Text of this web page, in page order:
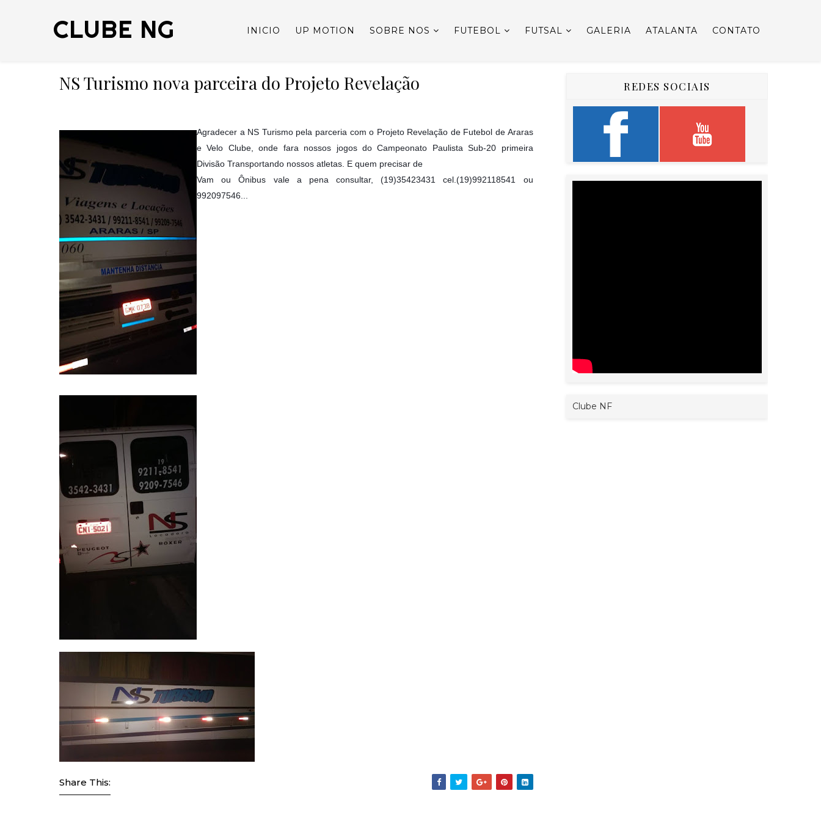
CLUBE NG INICIO UP MOTION SOBRE NOS FUTEBOL FUTSAL GALERIA ATALANTA CONTATO
NS Turismo nova parceira do Projeto Revelação
Agradecer a NS Turismo pela parceria com o Projeto Revelação de Futebol de Araras
e Velo Clube, onde fara nossos jogos do Campeonato Paulista Sub-20 primeira
Divisão Transportando nossos atletas. E quem precisar de
Vam ou Ônibus vale a pena consultar, (19)35423431 cel.(19)992118541 ou
992097546...
Share This:
REDES SOCIAIS
Clube NF